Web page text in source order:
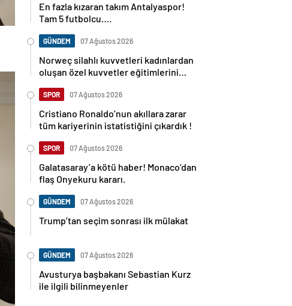
En fazla kızaran takım Antalyaspor!
Tam 5 futbolcu….
GÜNDEM 07 Ağustos 2026
Norweç silahlı kuvvetleri kadınlardan
oluşan özel kuvvetler eğitimlerini
SPOR 07 Ağustos 2026
Cristiano Ronaldo’nun akıllara zarar
tüm kariyerinin istatistiğini çıkardık !
SPOR 07 Ağustos 2026
Galatasaray’a kötü haber! Monaco’dan
flaş Onyekuru kararı.
GÜNDEM 07 Ağustos 2026
Trump’tan seçim sonrası ilk mülakat
GÜNDEM 07 Ağustos 2026
Avusturya başbakanı Sebastian Kurz
ile ilgili bilinmeyenler